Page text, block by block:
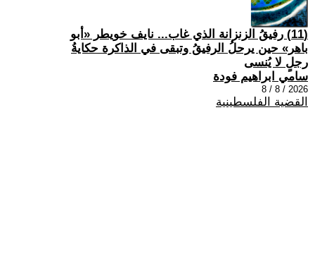
(11) رفيقُ الزنزانة الذي غاب... نايف خويطر «أبو
باهر» حين يرحلُ الرفيقُ وتبقى في الذاكرة حكايةُ
رجلٍ لا يُنسى
سامي ابراهيم فودة
2026 / 8 / 8
القضية الفلسطينية